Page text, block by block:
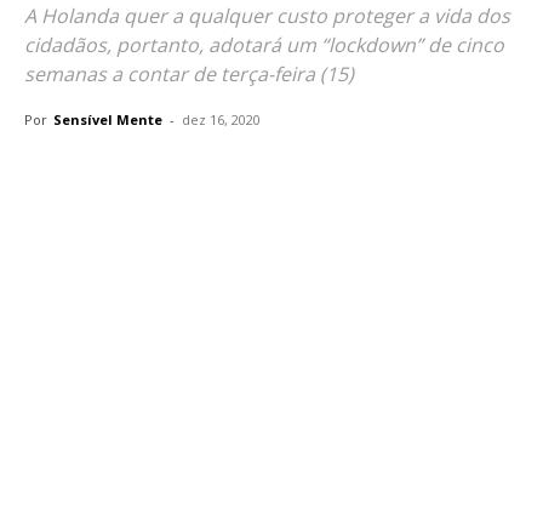
A Holanda quer a qualquer custo proteger a vida dos
cidadãos, portanto, adotará um “lockdown” de cinco
semanas a contar de terça-feira (15)
Por Sensível Mente - dez 16, 2020